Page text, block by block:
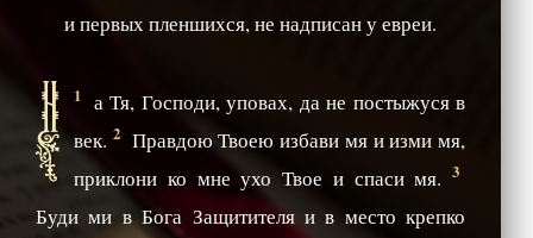
и первых пленшихся, не надписан у евреи.
1
Н
а Тя, Господи, уповах, да не постыжуся в
век. 2 Правдою Твоею избави мя и изми мя,
приклони ко мне ухо Твое и спаси мя.3
Буди ми в Бога Защитителя и в место крепко